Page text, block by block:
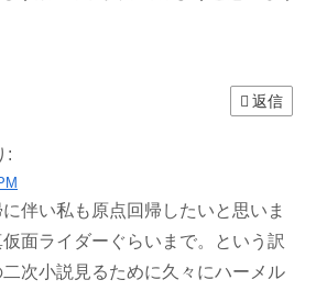
返信
:
伴い私も原点回帰したいと思いま
面ライダーぐらいまで。という訳
次小説見るために久々にハーメル